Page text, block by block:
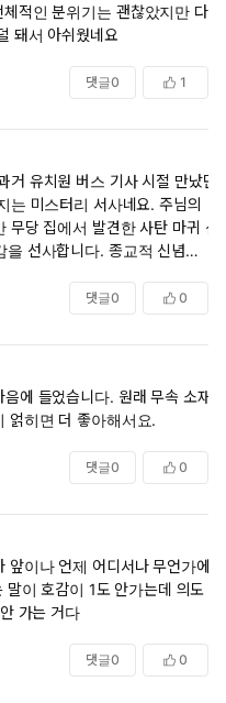
적인 분위기는 괜찮았지만 다
돼서 아쉬웠네요
댓글0 1
유치원 버스 기사 시절 만났던
는 미스터리 서사네요. 주님의
당 집에서 발견한 사탄 마귀 신
선사합니다. 종교적 신념과 기
한 분위기와 예측 불허의 전개
댓글0 0
에 들었습니다. 원래 무속 소재
얽히면 더 좋아해서요.
댓글0 0
앞이나 언제 어디서나 무언가에
이 호감이 1도 안가는데 의도
가는 거다
댓글0 0